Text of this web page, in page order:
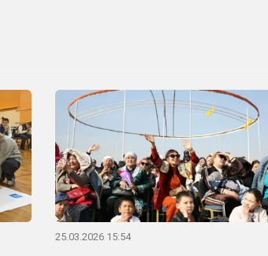
25.03.2026 15:54